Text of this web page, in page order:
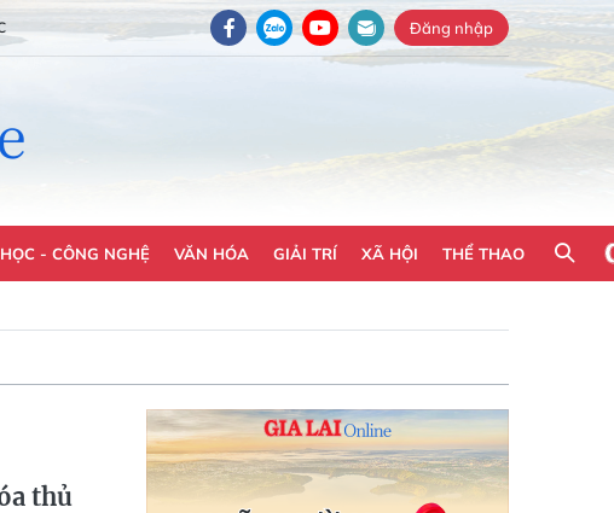
Đăng nhập
- CÔNG NGHỆ VĂN HÓA GIẢI TRÍ XÃ HỘI THỂ THAO
thủ